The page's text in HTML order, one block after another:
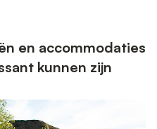
en accommodaties
kunnen zijn